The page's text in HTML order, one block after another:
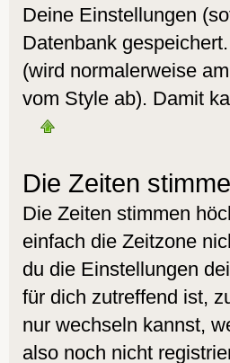
Deine Einstellungen
Datenbank
(wird normalerweise
vom Style ab). Damit
Die Zeiten
Die Zeiten stimmen
einfach die Zeitzone
du die Einstellungen
für dich zutreffend ist,
nur wechseln kannst,
also noch nicht